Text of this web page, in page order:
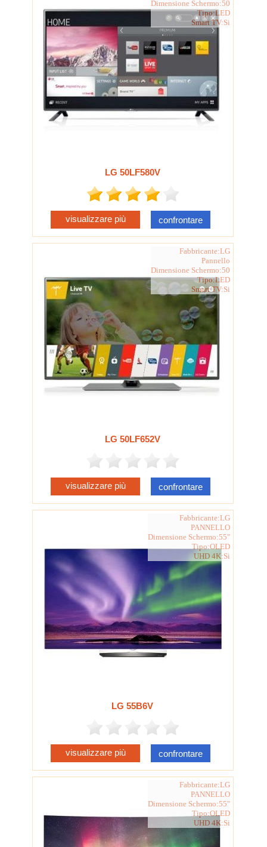
Dimensione Schermo:50
Tipo:LED
Smart TV:Si
LG 50LF580V
visualizzare più confrontare
Fabbricante:LG
Pannello
Dimensione Schermo:50
Tipo:LED
Smart TV:Si
LG 50LF652V
visualizzare più confrontare
Fabbricante:LG
PANNELLO
Dimensione Schermo:55"
Tipo:OLED
UHD 4K:Si
LG 55B6V
visualizzare più confrontare
Fabbricante:LG
PANNELLO
Dimensione Schermo:55"
Tipo:OLED
UHD 4K:Si